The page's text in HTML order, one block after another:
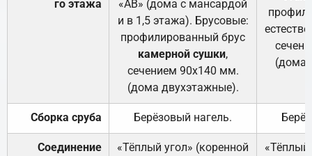
го этажа
«АВ» (дома с мансардой
и в 1,5 этажа). Брусовые:
профилированный брус
камерной сушки,
сечением 90х140 мм.
(дома двухэтажные).
(дома
Сборка сруба Берёзовый нагель.
Соединение
«Тёплый угол» (коренной
«Тёплый